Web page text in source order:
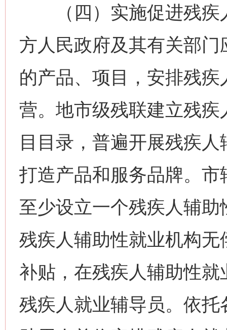
（四）实施促进残疾
方人民政府及其有关部
的产品、项目，安排残
营。地市级残联建立残
目目录，普遍开展残疾
打造产品和服务品牌。
至少设立一个残疾人辅
残疾人辅助性就业机构
补贴，在残疾人辅助性
残疾人就业辅导员。依